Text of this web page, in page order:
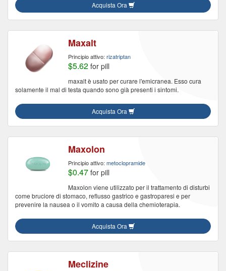
Acquista Ora
Maxalt
Principio attivo: rizatriptan
$5.62 for pill
maxalt è usato per curare l'emicranea. Esso cura
solamente il mal di testa quando sono già presenti i sintomi.
Acquista Ora
Maxolon
Principio attivo: metoclopramide
$0.47 for pill
Maxolon viene utilizzato per il trattamento di disturbi
come bruciore di stomaco, reflusso gastrico e gastroparesi e per
prevenire la nausea o il vomito a causa della chemioterapia.
Acquista Ora
Meclizine